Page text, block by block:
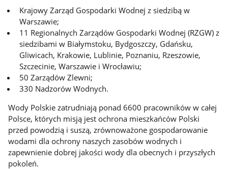
Krajowy Zarząd Gospodarki Wodnej z siedzibą w
Warszawie;
11 Regionalnych Zarządów Gospodarki Wodnej (RZGW) z
siedzibami w Białymstoku, Bydgoszczy, Gdańsku,
Gliwicach, Krakowie, Lublinie, Poznaniu, Rzeszowie,
Szczecinie, Warszawie i Wrocławiu;
50 Zarządów Zlewni;
330 Nadzorów Wodnych.
Wody Polskie zatrudniają ponad 6600 pracowników w całej
Polsce, których misją jest ochrona mieszkańców Polski
przed powodzią i suszą, zrównoważone gospodarowanie
wodami dla ochrony naszych zasobów wodnych i
zapewnienie dobrej jakości wody dla obecnych i przyszłych
pokoleń.